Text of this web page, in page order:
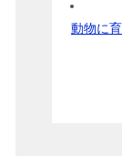
動物に